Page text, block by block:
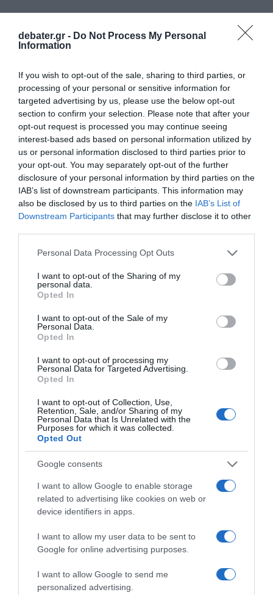
debater.gr - Do Not Process My Personal
Information
If you wish to opt-out of the sale, sharing to third parties, or
processing of your personal or sensitive information for
targeted advertising by us, please use the below opt-out
section to confirm your selection. Please note that after your
opt-out request is processed you may continue seeing
interest-based ads based on personal information utilized by
us or personal information disclosed to third parties prior to
your opt-out. You may separately opt-out of the further
disclosure of your personal information by third parties on the
IAB’s list of downstream participants. This information may
also be disclosed by us to third parties on the IAB’s List of
Downstream Participants that may further disclose it to other
Please note that this website/app uses one or more Google
not limited to your visit or usage behaviour. You may click to
grant or deny consent to Google and its third-party tags to
use your data for below specified purposes in below Google
consent section.
Personal Data Processing Opt Outs
I want to opt-out of the Sharing of my
personal data.
Opted In
I want to opt-out of the Sale of my
Personal Data.
Opted In
I want to opt-out of processing my
Personal Data for Targeted Advertising.
Opted In
I want to opt-out of Collection, Use,
Retention, Sale, and/or Sharing of my
Personal Data that Is Unrelated with the
Purposes for which it was collected.
Opted Out
Google consents
I want to allow Google to enable storage
related to advertising like cookies on web or
device identifiers in apps.
I want to allow my user data to be sent to
Google for online advertising purposes.
I want to allow Google to send me
personalized advertising.
ΠΟΛΙΤΙΚΗ
ΠΟΛΙΤΙΚΗ
ΠΑΣΟΚ: “Τα επιχειρήματα και οι
πίνακες του κ. Σκέρτσου διαρκούν
μέχρι τα επόμενα που αναιρούν τα
προηγούμενα”
εξυπνακισμούς"